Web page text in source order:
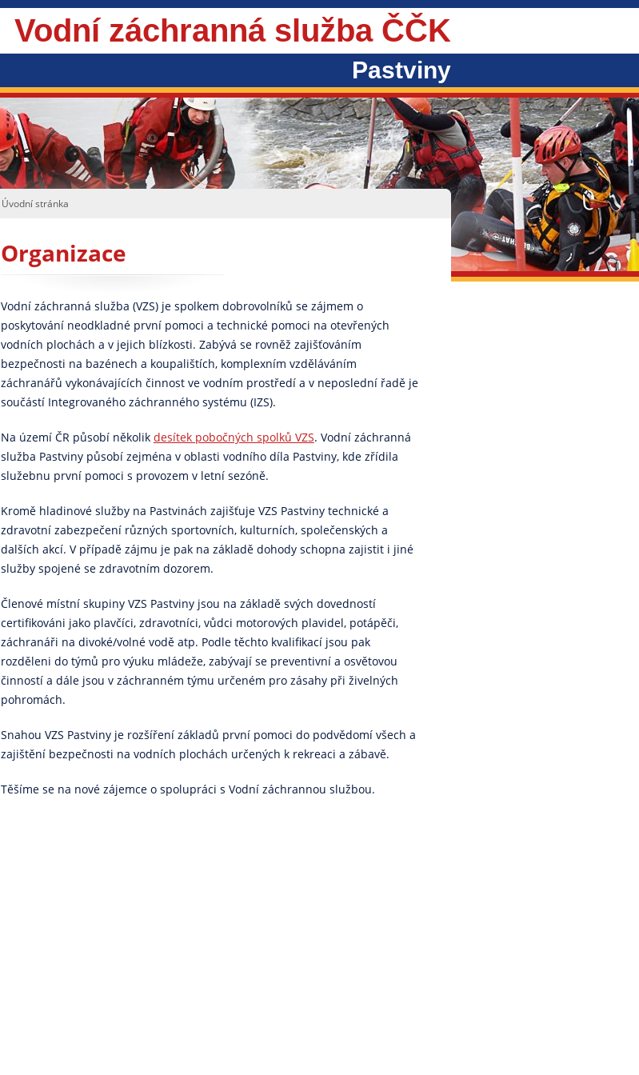
Vodní záchranná služba ČČK
Pastviny
Úvodní stránka
Organizace
Vodní záchranná služba (VZS) je spolkem dobrovolníků se zájmem o
poskytování neodkladné první pomoci a technické pomoci na otevřených
vodních plochách a v jejich blízkosti. Zabývá se rovněž zajišťováním
bezpečnosti na bazénech a koupalištích, komplexním vzděláváním
záchranářů vykonávajících činnost ve vodním prostředí a v neposlední řadě je
součástí Integrovaného záchranného systému (IZS).
Na území ČR působí několik desítek pobočných spolků VZS. Vodní záchranná
služba Pastviny působí zejména v oblasti vodního díla Pastviny, kde zřídila
služebnu první pomoci s provozem v letní sezóně.
Kromě hladinové služby na Pastvinách zajišťuje VZS Pastviny technické a
zdravotní zabezpečení různých sportovních, kulturních, společenských a
dalších akcí. V případě zájmu je pak na základě dohody schopna zajistit i jiné
služby spojené se zdravotním dozorem.
Členové místní skupiny VZS Pastviny jsou na základě svých dovedností
certifikováni jako plavčíci, zdravotníci, vůdci motorových plavidel, potápěči,
záchranáři na divoké/volné vodě atp. Podle těchto kvalifikací jsou pak
rozděleni do týmů pro výuku mládeže, zabývají se preventivní a osvětovou
činností a dále jsou v záchranném týmu určeném pro zásahy při živelných
pohromách.
Snahou VZS Pastviny je rozšíření základů první pomoci do podvědomí všech a
zajištění bezpečnosti na vodních plochách určených k rekreaci a zábavě.
Těšíme se na nové zájemce o spolupráci s Vodní záchrannou službou.